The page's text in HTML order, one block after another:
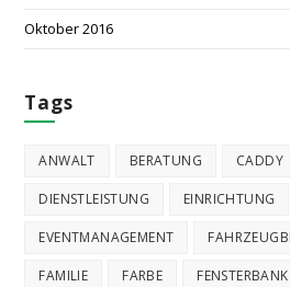
Oktober 2016
Tags
ANWALT BERATUNG CADDY
DIENSTLEISTUNG EINRICHTUNG
EVENTMANAGEMENT
FAMILIE FARBE FENSTERBANK